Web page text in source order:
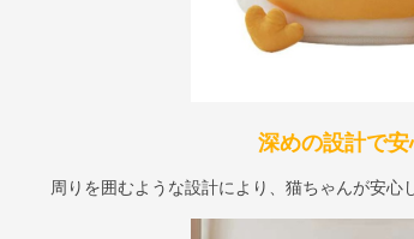
深めの設計で安
周りを囲むような設計により、猫ちゃんが安心